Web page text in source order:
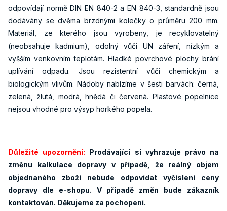
odpovídají normě DIN EN 840-2 a EN 840-3, standardně jsou
dodávány se dvěma brzdnými kolečky o průměru 200 mm.
Materiál, ze kterého jsou vyrobeny, je recyklovatelný
(neobsahuje kadmium), odolný vůči UN záření, nízkým a
vyšším venkovním teplotám. Hladké povrchové plochy brání
uplívání odpadu. Jsou rezistentní vůči chemickým a
biologickým vlivům. Nádoby nabízíme v šesti barvách: černá,
zelená, žlutá, modrá, hnědá či červená. Plastové popelnice
nejsou vhodné pro výsyp horkého popela.
Důležité upozornění: Prodávající si vyhrazuje právo na
změnu kalkulace dopravy v případě, že reálný objem
objednaného zboží nebude odpovídat vyčíslení ceny
dopravy dle e-shopu. V případě změn bude zákazník
kontaktován. Děkujeme za pochopení.